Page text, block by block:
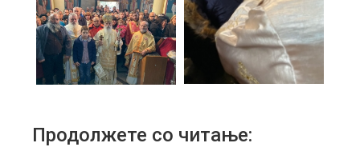
Продолжете со читање: